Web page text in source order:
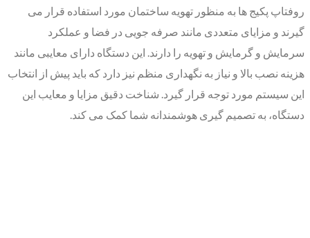
روفتاپ پکیج ها به منظور تهویه ساختمان مورد استفاده قرار می
گیرند و مزایای متعددی مانند صرفه جویی در فضا و عملکرد
سرمایش و گرمایش و تهویه را دارند. این دستگاه دارای معایبی مانند
هزینه نصب بالا و نیاز به نگهداری منظم نیز دارد که باید پیش از انتخاب
این سیستم مورد توجه قرار گیرد. شناخت دقیق مزایا و معایب این
دستگاه، به تصمیم گیری هوشمندانه شما کمک می کند.